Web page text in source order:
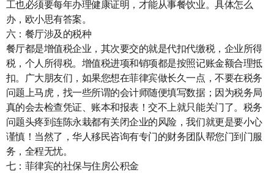
工也必须要每年办理健康证明，才能从事餐饮业。具体怎么
办，欧小思有答案。
六：餐厅涉及的税种
餐厅都是增值税企业，其次要交的就是代扣代缴税，企业所得
税，个人所得税。增值税进项和销项都是按照记账金额合理抵
扣。广大朋友们，如果您想在菲律宾做长久一点，不要在税务
问题上马虎，找一些所谓的会计师随便填写数据；因为税务局
真的会去检查凭证、账本和报表！交不上就只能关门了。税务
问题头疼到连陈永栽都有关闭企业的风险，我们就更是要小心
谨慎！当然了，华人移民咨询有专门的财务团队帮您门到门服
务，全程无忧。
七：菲律宾的社保与住房公积金